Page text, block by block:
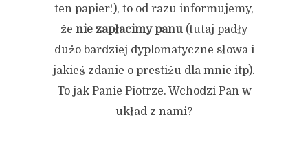
ten papier!), to od razu informujemy,
że nie zapłacimy panu (tutaj padły
dużo bardziej dyplomatyczne słowa i
jakieś zdanie o prestiżu dla mnie itp).
To jak Panie Piotrze. Wchodzi Pan w
układ z nami?